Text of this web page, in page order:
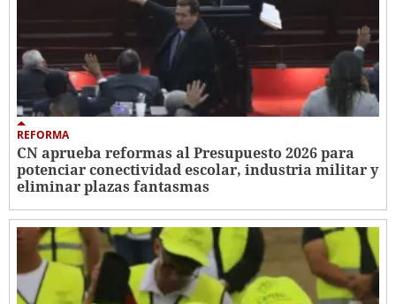
REFORMA
CN aprueba reformas al Presupuesto 2026 para
potenciar conectividad escolar, industria militar y
eliminar plazas fantasmas